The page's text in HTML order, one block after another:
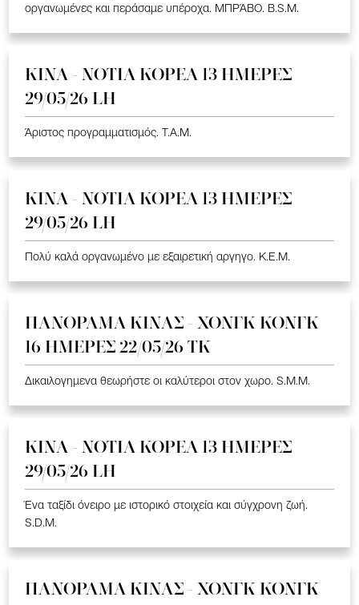
οργανωμένες και περάσαμε υπέροχα. ΜΠΡΆΒΟ. B.S.M.
ΚΙΝΑ - ΝΟΤΙΑ ΚΟΡΕΑ 13 ΗΜΕΡΕΣ
29/05/26 LH
Άριστος προγραμματισμός. T.A.M.
ΚΙΝΑ - ΝΟΤΙΑ ΚΟΡΕΑ 13 ΗΜΕΡΕΣ
29/05/26 LH
Πολύ καλά οργανωμένο με εξαιρετική αργηγο. K.E.M.
ΠΑΝΟΡΑΜΑ ΚΙΝΑΣ - ΧΟΝΓΚ ΚΟΝΓΚ
16 ΗΜΕΡΕΣ 22/05/26 TK
Δικαιλογημενα θεωρήστε οι καλύτεροι στον χωρο. S.M.M.
ΚΙΝΑ - ΝΟΤΙΑ ΚΟΡΕΑ 13 ΗΜΕΡΕΣ
29/05/26 LH
Ένα ταξίδι όνειρο με ιστορικό στοιχεία και σύγχρονη ζωή.
S.D.M.
ΠΑΝΟΡΑΜΑ ΚΙΝΑΣ - ΧΟΝΓΚ ΚΟΝΓΚ